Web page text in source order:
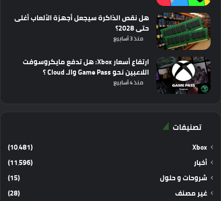
هل نقص الذاكرة سيجعل أجهزة الألعاب أغلى
حتى 2028؟
منذ 3 أسابيع
ارتفاع أسعار Xbox: هل تدفع مايكروسوفت
اللاعبين نحو Game Pass والـ Cloud ؟
منذ 4 أسابيع
تصنيفات
Xbox
(10٬481)
أخبار
(11٬596)
شروحات و حلول
(15)
غير مصنف
(28)